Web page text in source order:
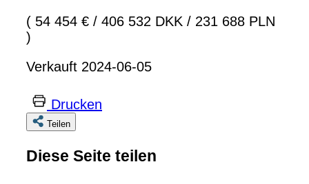
( 54 454 € / 406 532 DKK / 231 688 PLN
)
Verkauft 2024-06-05
Drucken
Teilen
Diese Seite teilen